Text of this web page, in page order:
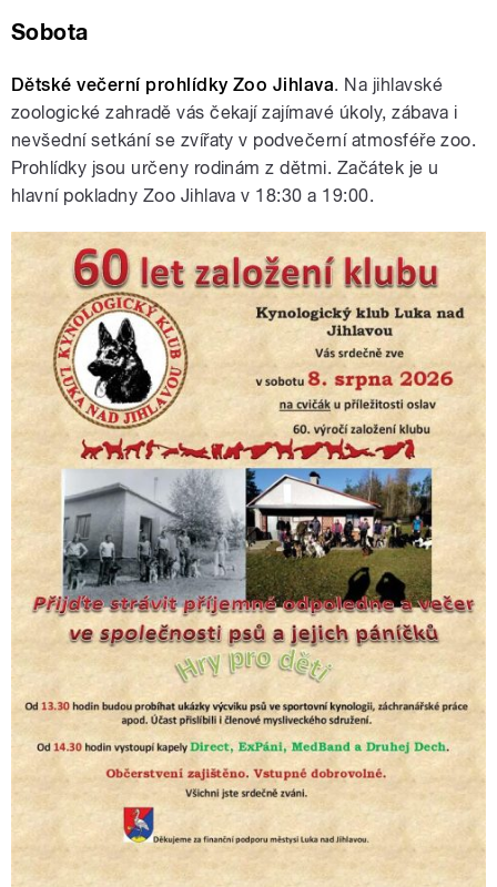
Sobota
Dětské večerní prohlídky Zoo Jihlava. Na jihlavské
zoologické zahradě vás čekají zajímavé úkoly, zábava i
nevšední setkání se zvířaty v podvečerní atmosféře zoo.
Prohlídky jsou určeny rodinám z dětmi. Začátek je u
hlavní pokladny Zoo Jihlava v 18:30 a 19:00.